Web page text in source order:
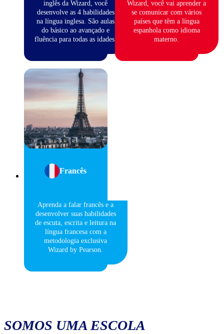
inglês da Wizard, você
desenvolve as 4 habilidades
na língua inglesa. São aulas
do básico ao avançado e
fluência para todas as idades.
Wizard, você vai aprender a
se comunicar com vários
países que têm a língua
espanhola como idioma
materno.
Francês
Aprenda a falar francês e a
desenvolver suas habilidades
de escuta, escrita e leitura na
língua francesa com a
metodologia exclusiva
Wizard by Pearson.
SOMOS UMA ESCOLA